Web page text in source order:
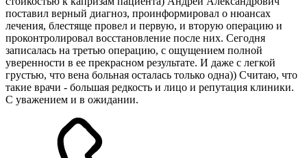
поставил верный диагноз, проинформировал о нюансах
лечения, блестяще провел и первую, и вторую операцию и
проконтролировал восстановление после них. Сегодня
записалась на третью операцию, с ощущением полной
уверенности в ее прекрасном результате. И даже с легкой
грустью, что вена больная осталась только одна)) Считаю, что
такие врачи - большая редкость и лицо и репутация клиники.
С уважением и в ожидании.